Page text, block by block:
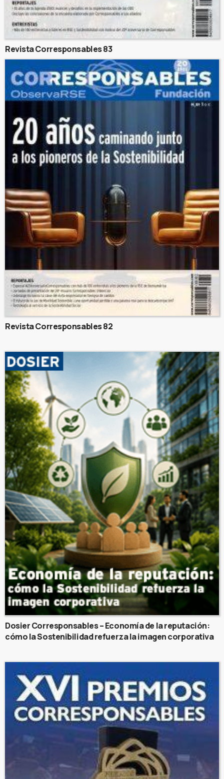
Revista Corresponsables 83
Revista Corresponsables 82
Dosier Corresponsables – Economía de la reputación:
cómo la Sostenibilidad refuerza la imagen corporativa